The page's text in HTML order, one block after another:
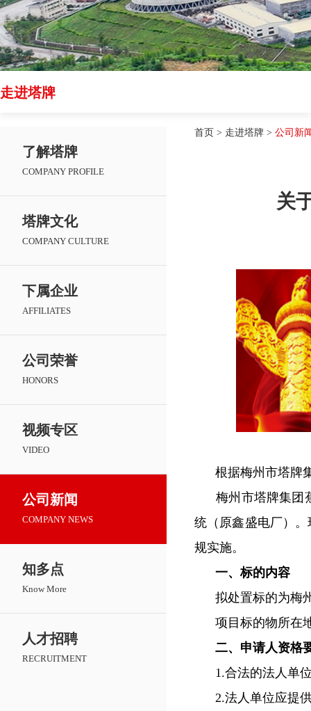
走进塔牌
了解塔牌
COMPANY PROFILE
塔牌文化
COMPANY CULTURE
下属企业
AFFILIATES
公司荣誉
HONORS
视频专区
VIDEO
公司新闻
COMPANY NEWS
知多点
Know More
人才招聘
RECRUITMENT
首页 > 走进塔牌 > 公司新
关
根据梅州市塔牌
梅州市塔牌集团蕉
统（原鑫盛电厂）
规实施。
一、标的内容
拟处置标的为梅州
项目标的物所在
二、申请人资格
1.合法的法人单
2.法人单位应提供